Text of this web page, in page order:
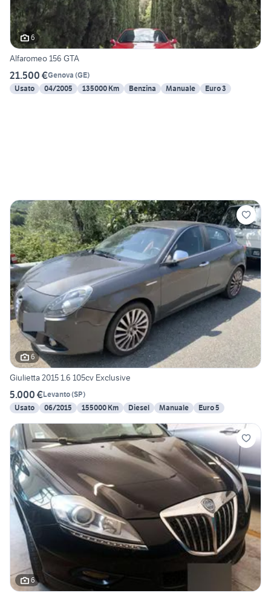
6
Alfaromeo 156 GTA
21.500 €Genova (GE)
Usato
04/2005 135000 Km Benzina Manuale Euro 3
6
Giulietta 2015 1.6 105cv Exclusive
5.000 €Levanto(SP)
Usato
06/2015 155000 Km Diesel Manuale Euro 5
6